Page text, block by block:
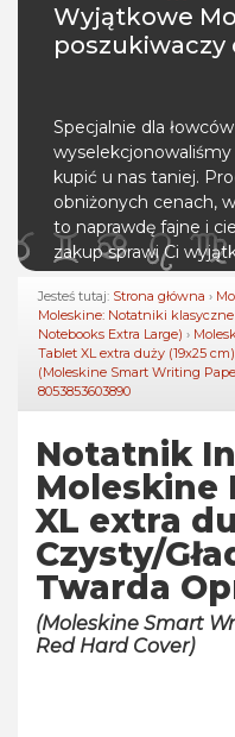
Wyjątkowe
poszukiwaczy
Specjalnie dla
kupić u nas taniej.
obniżonych cenach,
to naprawdę fajne i
zakup sprawi Ci
Jesteś tutaj: Strona główna ›
Moleskine: Notatniki klasyczne
Notebooks Extra Large) ›
Tablet XL extra duży (19x25
(Moleskine Smart Writing
8053853603890
Notatnik
Moleskine
XL extra
Czysty/
Twarda
(Moleskine Smart
Red Hard Cover)